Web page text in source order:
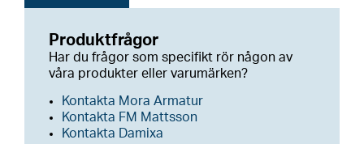
Produktfrågor
Har du frågor som specifikt rör någon av
våra produkter eller varumärken?
Kontakta Mora Armatur
Kontakta FM Mattsson
Kontakta Damixa